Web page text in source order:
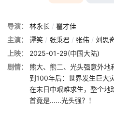
导演： 林永长 / 瞿才佳
主演：
谭笑 / 张秉君 / 张伟 / 刘思
上映：
2025-01-29(中国大陆)
剧情：
熊大、熊二、光头强意外
到100年后：世界发生巨大
在末日中艰难求生，整个地
首竟是......光头强？！